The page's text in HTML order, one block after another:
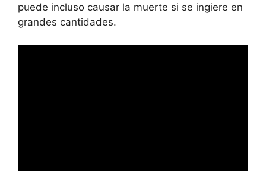
puede incluso causar la muerte si se ingiere en
grandes cantidades.